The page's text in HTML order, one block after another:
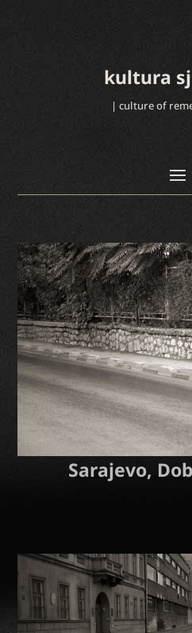
kultura
| culture of
Sarajevo,